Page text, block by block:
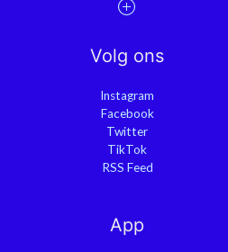
Volg ons
Instagram
Facebook
Twitter
TikTok
RSS Feed
App